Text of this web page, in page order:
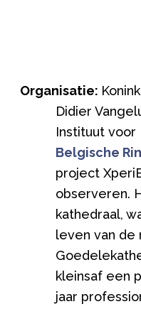
Organisatie:
Didier
Instituut voor
Belgische
project
observeren.
kathedraal,
leven van de
kleinsaf een
jaar